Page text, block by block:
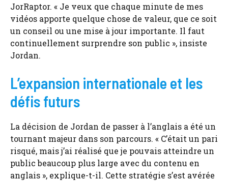
JorRaptor. « Je veux que chaque minute de mes
vidéos apporte quelque chose de valeur, que ce soit
un conseil ou une mise à jour importante. Il faut
continuellement surprendre son public », insiste
Jordan.
L’expansion internationale et les
défis futurs
La décision de Jordan de passer à l’anglais a été un
tournant majeur dans son parcours. « C’était un pari
risqué, mais j’ai réalisé que je pouvais atteindre un
public beaucoup plus large avec du contenu en
anglais », explique-t-il. Cette stratégie s’est avérée